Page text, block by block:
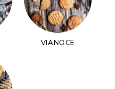
VIANOCE